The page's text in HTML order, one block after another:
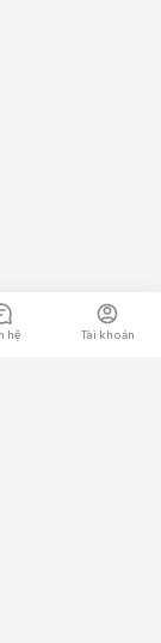
hệ Tài khoản